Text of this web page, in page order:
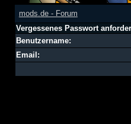
mods.de - Forum
Vergessenes Passwort
Benutzername:
Email: